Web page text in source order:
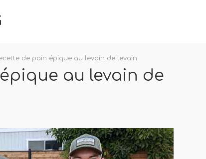
de pain épique au levain de levain
au levain de